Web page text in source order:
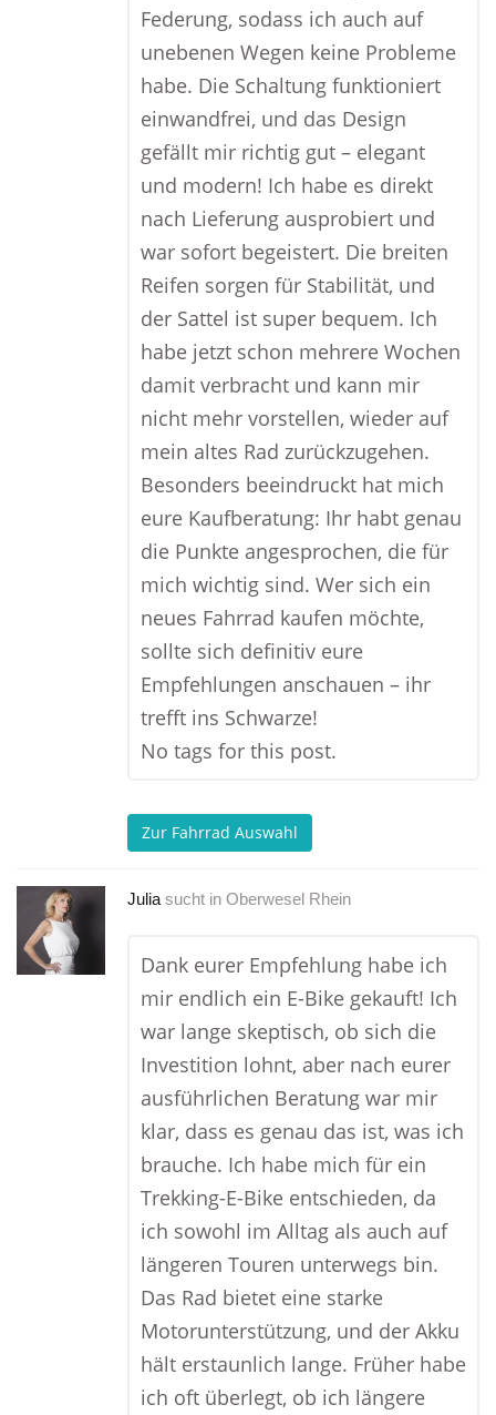
Federung, sodass ich auch auf
unebenen Wegen keine Probleme
habe. Die Schaltung funktioniert
einwandfrei, und das Design
gefällt mir richtig gut – elegant
und modern! Ich habe es direkt
nach Lieferung ausprobiert und
war sofort begeistert. Die breiten
Reifen sorgen für Stabilität, und
der Sattel ist super bequem. Ich
habe jetzt schon mehrere Wochen
damit verbracht und kann mir
nicht mehr vorstellen, wieder auf
mein altes Rad zurückzugehen.
Besonders beeindruckt hat mich
eure Kaufberatung: Ihr habt genau
die Punkte angesprochen, die für
mich wichtig sind. Wer sich ein
neues Fahrrad kaufen möchte,
sollte sich definitiv eure
Empfehlungen anschauen – ihr
trefft ins Schwarze!
No tags for this post.
Zur Fahrrad Auswahl
Julia sucht in Oberwesel Rhein
Dank eurer Empfehlung habe ich
mir endlich ein E-Bike gekauft! Ich
war lange skeptisch, ob sich die
Investition lohnt, aber nach eurer
ausführlichen Beratung war mir
klar, dass es genau das ist, was ich
brauche. Ich habe mich für ein
Trekking-E-Bike entschieden, da
ich sowohl im Alltag als auch auf
längeren Touren unterwegs bin.
Das Rad bietet eine starke
Motorunterstützung, und der Akku
hält erstaunlich lange. Früher habe
ich oft überlegt, ob ich längere